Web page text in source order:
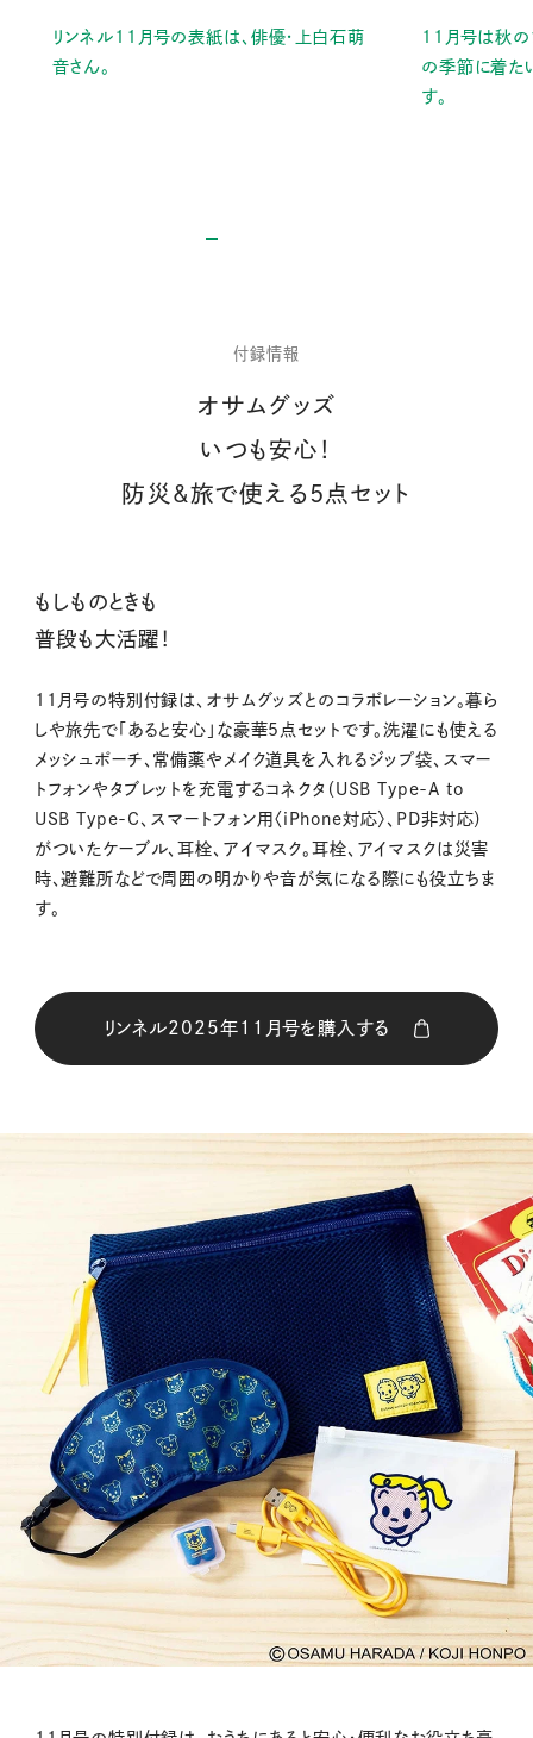
リンネル11月号の表紙は、俳優・上白石萌
音さん。
11月号は秋の
の季節に着た
す。
付録情報
オサムグッズ
いつも安心！
防災&旅で使える5点セット
もしものときも
普段も大活躍！
11月号の特別付録は、オサムグッズとのコラボレーション。暮ら
しや旅先で「あると安心」な豪華5点セットです。洗濯にも使える
メッシュポーチ、常備薬やメイク道具を入れるジップ袋、スマー
トフォンやタブレットを充電するコネクタ（USB Type-A to
USB Type-C、スマートフォン用〈iPhone対応〉、PD非対応）
がついたケーブル、耳栓、アイマスク。耳栓、アイマスクは災害
時、避難所などで周囲の明かりや音が気になる際にも役立ちま
す。
リンネル2025年11月号を購入する